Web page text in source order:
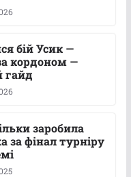
бій Усик —
кордоном —
гайд
заробила
за фінал турніру